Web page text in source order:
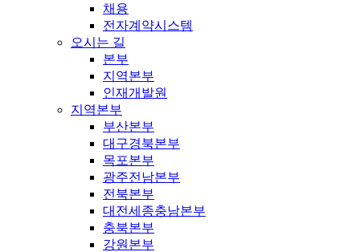
채용
전자계약시스템
오시는 길
본부
지역본부
인재개발원
지역본부
부산본부
대구경북본부
목포본부
광주전남본부
전북본부
대전세종충남본부
충북본부
강원본부